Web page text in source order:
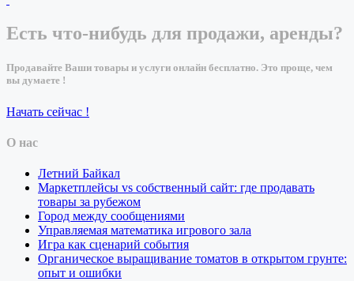
Есть что-нибудь для продажи, аренды?
Продавайте Ваши товары и услуги онлайн бесплатно. Это проще, чем
вы думаете !
Начать сейчас !
О нас
Летний Байкал
Маркетплейсы vs собственный сайт: где продавать
товары за рубежом
Город между сообщениями
Управляемая математика игрового зала
Игра как сценарий события
Органическое выращивание томатов в открытом грунте:
опыт и ошибки